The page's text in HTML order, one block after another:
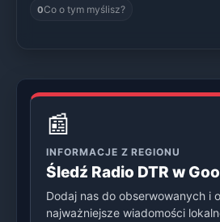
0Co o tym myślisz?
📰
INFORMACJE Z REGIONU
Śledź Radio DTR w
Dodaj nas do obserwowanych i
najważniejsze wiadomości